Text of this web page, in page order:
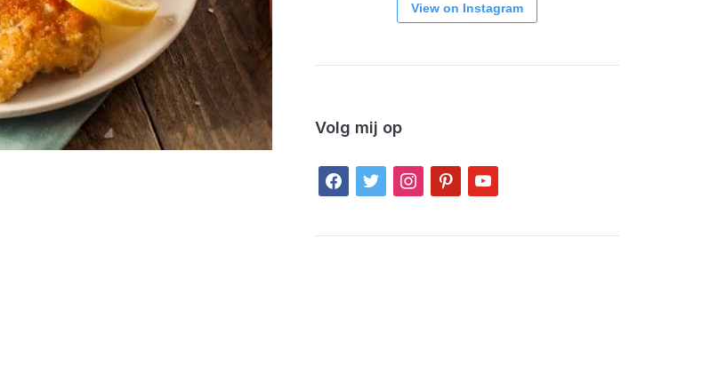
View on Instagram
Volg mij op
facebook
twitter instagrampinterestyoutube